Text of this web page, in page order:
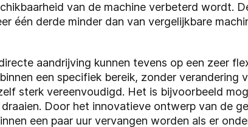
van de machine verbeterd wordt.
één derde minder dan van vergelijkbare
aandrijving kunnen tevens op een zeer
een specifiek bereik, zonder verandering
sterk vereenvoudigd. Het is bijvoorbeeld
Door het innovatieve ontwerp van de
een paar uur vervangen worden als er